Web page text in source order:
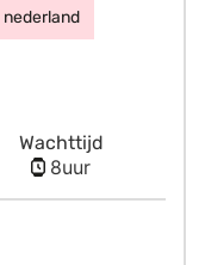
nederland
Wachttijd
8uur
uur